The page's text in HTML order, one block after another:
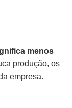
menos
produção, os
empresa.